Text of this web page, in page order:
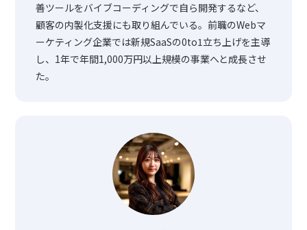
善ツールをバイブコーディングで自ら開発するなど、
顧客の内製化支援にも取り組んでいる。前職のWebマ
ーケティング企業では新規SaaSの0to1立ち上げを主導
し、1年で年間1,000万円以上規模の事業へと成長させ
た。